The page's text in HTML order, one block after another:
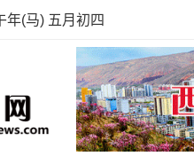
年(马) 五月初四